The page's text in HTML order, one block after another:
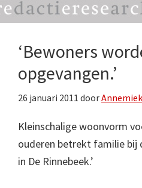
research
‘Bewoners
opgevangen.’
26 januari 2011 door
Kleinschalige woonvorm
ouderen betrekt familie bij
in De Rinnebeek.’